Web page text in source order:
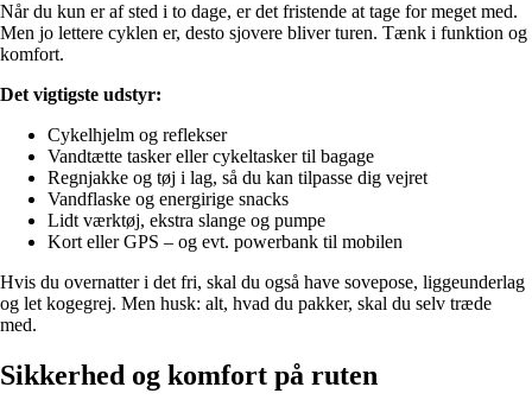
Når du kun er af sted i to dage, er det fristende at tage for meget med.
Men jo lettere cyklen er, desto sjovere bliver turen. Tænk i funktion og
komfort.
Det vigtigste udstyr:
Cykelhjelm og reflekser
Vandtætte tasker eller cykeltasker til bagage
Regnjakke og tøj i lag, så du kan tilpasse dig vejret
Vandflaske og energirige snacks
Lidt værktøj, ekstra slange og pumpe
Kort eller GPS – og evt. powerbank til mobilen
Hvis du overnatter i det fri, skal du også have sovepose, liggeunderlag
og let kogegrej. Men husk: alt, hvad du pakker, skal du selv træde
med.
Sikkerhed og komfort på ruten